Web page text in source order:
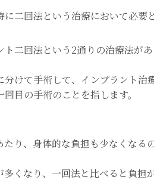
二回法という治療において必要
二回法という2通りの治療法が
けて手術して、インプラント治
目の手術のことを指します。
り、身体的な負担も少なくなる
くなり、一回法と比べると負担